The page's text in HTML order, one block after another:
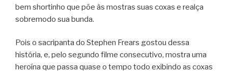
bem shortinho que põe às mostras suas coxas e realça
sobremodo sua bunda.
Pois o sacripanta do Stephen Frears gostou dessa
história, e, pelo segundo filme consecutivo, mostra uma
heroína que passa quase o tempo todo exibindo as coxas